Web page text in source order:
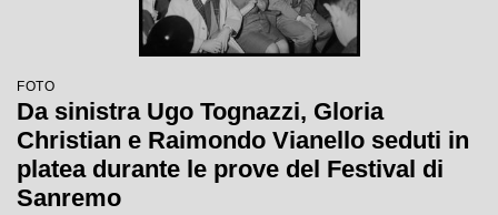
FOTO
Da sinistra Ugo Tognazzi, Gloria
Christian e Raimondo Vianello seduti in
platea durante le prove del Festival di
Sanremo